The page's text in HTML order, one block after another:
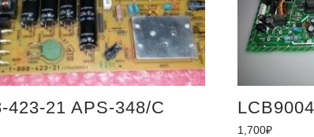
423-21 APS-348/C
1,700₽